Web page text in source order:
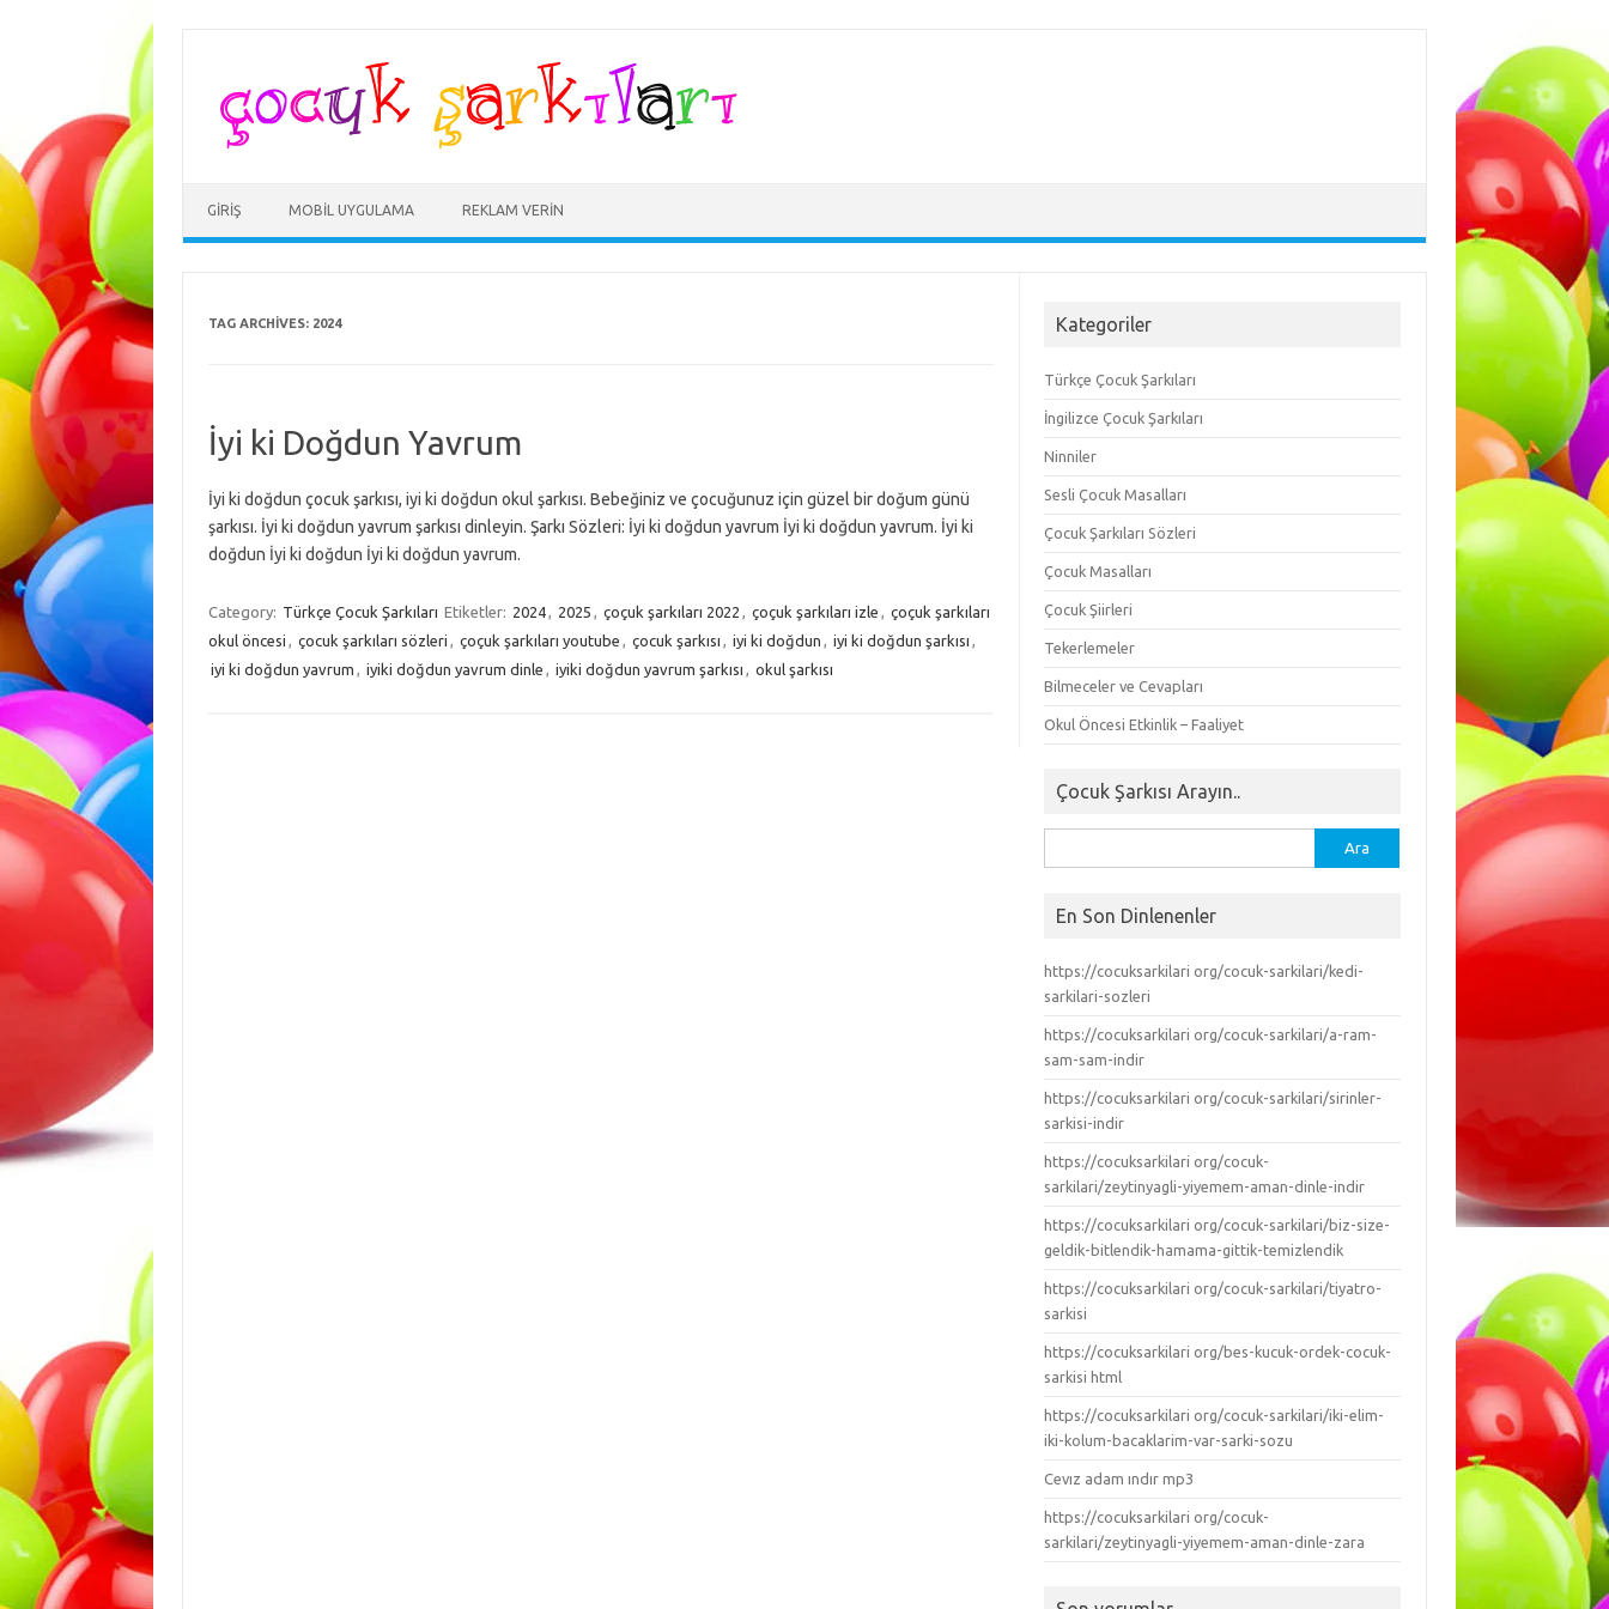
GIRIŞ MOBIL UYGULAMA REKLAM VERIN
TAG ARCHIVES: 2024
İyi ki Doğdun Yavrum
İyi ki doğdun çocuk şarkısı, iyi ki doğdun okul şarkısı. Bebeğiniz ve çocuğunuz için güzel bir doğum günü
şarkısı. İyi ki doğdun yavrum şarkısı dinleyin. Şarkı Sözleri: İyi ki doğdun yavrum İyi ki doğdun yavrum. İyi ki
doğdun İyi ki doğdun İyi ki doğdun yavrum.
Category: Türkçe Çocuk Şarkıları Etiketler: 2024, 2025 , çoçuk şarkıları 2022 , çoçuk şarkıları izle , çoçuk şarkıları
okul öncesi , çocuk şarkıları sözleri , çoçuk şarkıları youtube , çocuk şarkısı , iyi ki doğdun , iyi ki doğdun şarkısı ,
iyi ki doğdun yavrum , iyiki doğdun yavrum dinle , iyiki doğdun yavrum şarkısı , okul şarkısı
Kategoriler
Türkçe Çocuk Şarkıları
İngilizce Çocuk Şarkıları
Ninniler
Sesli Çocuk Masalları
Çocuk Şarkıları Sözleri
Çocuk Masalları
Çocuk Şiirleri
Tekerlemeler
Bilmeceler ve Cevapları
Okul Öncesi Etkinlik – Faaliyet
Çocuk Şarkısı Arayın..
En Son Dinlenenler
https://cocuksarkilari org/cocuk-sarkilari/kedi-
sarkilari-sozleri
https://cocuksarkilari org/cocuk-sarkilari/a-ram-
sam-sam-indir
https://cocuksarkilari org/cocuk-sarkilari/sirinler-
sarkisi-indir
https://cocuksarkilari org/cocuk-
sarkilari/zeytinyagli-yiyemem-aman-dinle-indir
https://cocuksarkilari org/cocuk-sarkilari/biz-size-
geldik-bitlendik-hamama-gittik-temizlendik
https://cocuksarkilari org/cocuk-sarkilari/tiyatro-
sarkisi
https://cocuksarkilari org/bes-kucuk-ordek-cocuk-
sarkisi html
https://cocuksarkilari org/cocuk-sarkilari/iki-elim-
iki-kolum-bacaklarim-var-sarki-sozu
Cevız adam ındır mp3
https://cocuksarkilari org/cocuk-
sarkilari/zeytinyagli-yiyemem-aman-dinle-zara